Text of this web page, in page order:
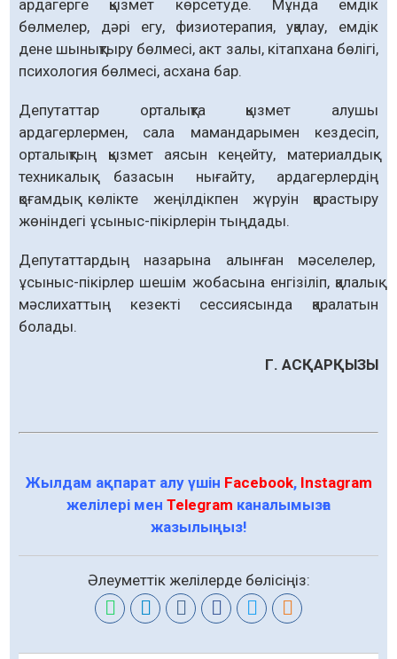
ардагерге қызмет көрсетуде. Мұнда емдік
бөлмелер, дәрі егу, физиотерапия, уқалау, емдік
дене шы­нықтыру бөлмесі, акт залы, кітапхана бөлігі,
психология бөлмесі, асхана бар.
Депутаттар орталықта қызмет алушы
ардагерлермен, сала маман­дарымен кез­десіп,
орталықтың қызмет аясын кеңейту, материалдық-
техникалық базасын ны­ғайту, ардагерлердің
қоғамдық көлікте жеңілдікпен жүруін қарастыру
жөнін­дегі ұсыныс-пікірлерін тыңдады.
Депутаттардың назарына алын­ған мәсе­лелер,
ұсыныс-пікірлер шешім жоба­сына енгізіліп, қалалық
мәсли­хаттың кезекті сессиясында қаралатын
болады.
Г. АСҚАРҚЫЗЫ
Жылдам ақпарат алу үшін Facebook, Instagram
желілері мен Telegram каналымызға
жазылыңыз!
Әлеуметтік желілерде бөлісіңіз: